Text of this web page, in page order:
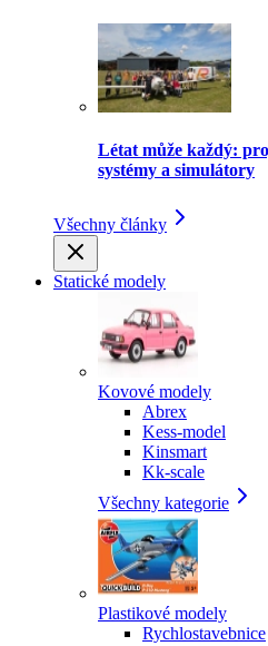
Létat může každý:
systémy a simulátory
Všechny články
Statické modely
Kovové modely
Abrex
Kess-model
Kinsmart
Kk-scale
Všechny kategorie
Plastikové modely
Rychlostavebnice